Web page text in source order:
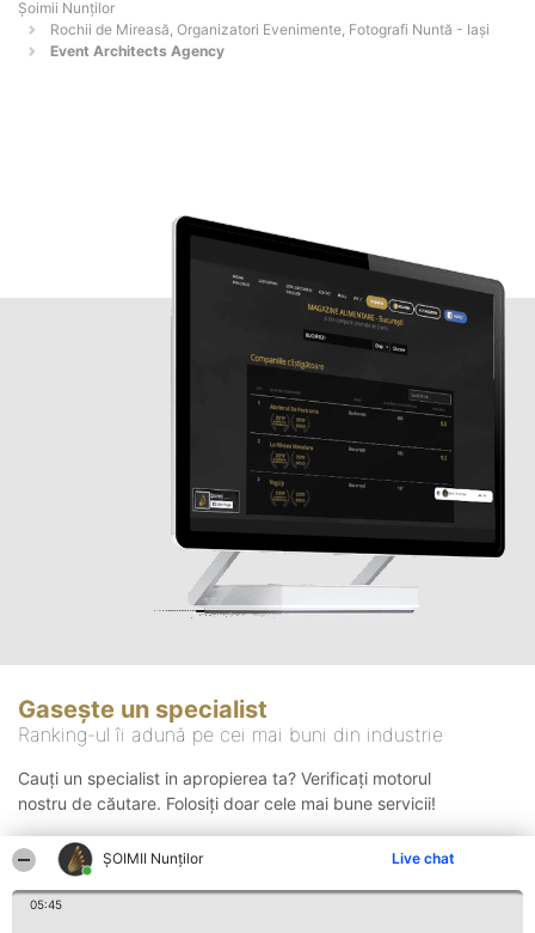
ȘOIMII Nunților Live chat
05:45
Șoimii Nunților
Rochii de Mireasă, Organizatori Evenimente, Fotografi Nuntă - Iaşi
Event Architects Agency
Gasește un specialist
Ranking-ul îi adună pe cei mai buni din industrie
Cauți un specialist in apropierea ta? Verificați motorul
nostru de căutare. Folosiți doar cele mai bune servicii!